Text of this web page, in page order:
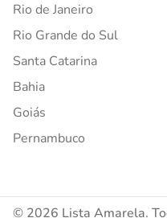
Rio de Janeiro
Rio Grande do Sul
Santa Catarina
Bahia
Goiás
Pernambuco
© 2026 Lista Amarela.